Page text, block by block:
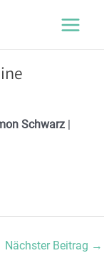
Schwarz
Nächster Beitrag →